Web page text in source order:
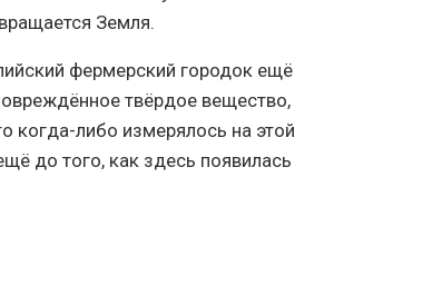
Земля.
фермерский городок ещё
твёрдое вещество,
когда-либо измерялось на этой
до того, как здесь появилась